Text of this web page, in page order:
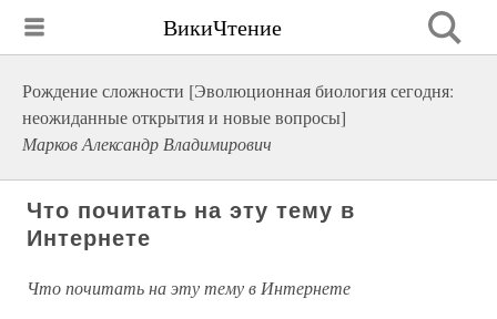
ВикиЧтение
Рождение сложности [Эволюционная биология сегодня:
неожиданные открытия и новые вопросы]
Марков Александр Владимирович
Что почитать на эту тему в
Интернете
Что почитать на эту тему в Интернете